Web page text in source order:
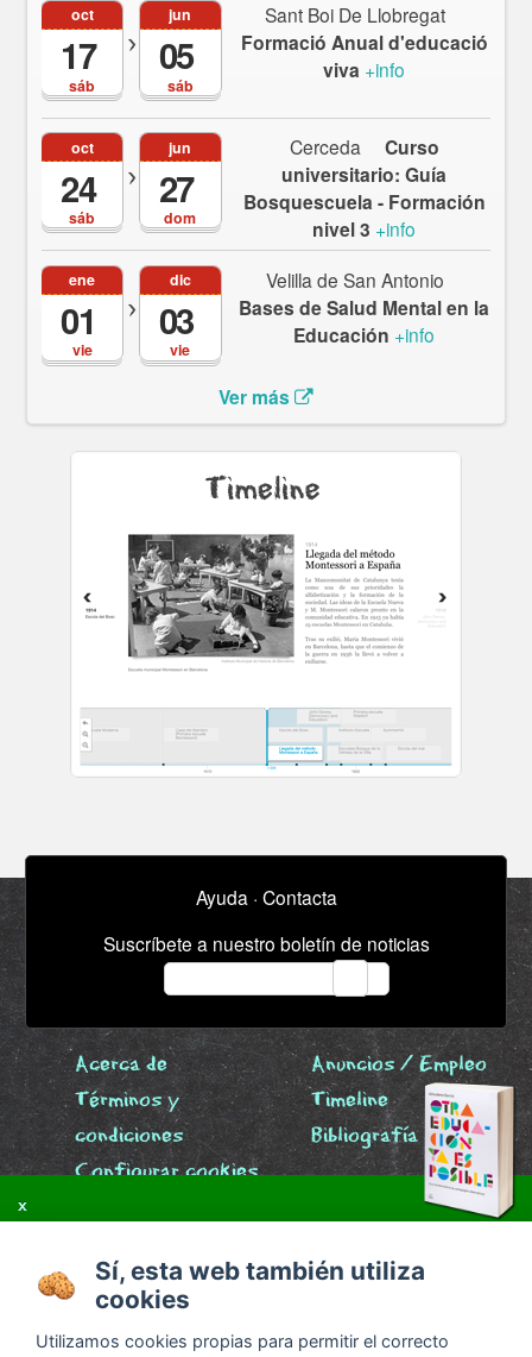
sáb
oct
17
sáb
jun
05
Sant Boi De Llobregat
Formació Anual d'educació
viva +info
sáb
oct
24
dom
jun
27
Cerceda
Curso
universitario: Guía
Bosquescuela - Formación
nivel 3 +info
vie
ene
01
vie
dic
03
Velilla de San Antonio
Bases de Salud Mental en la
Educación +info
Ver más
Ayuda · Contacta
Suscríbete a nuestro boletín de noticias
Acerca de
Términos y
condiciones
Configurar cookies
Anuncios / Empleo
Timeline
Bibliografía
x
Sí, esta web también utiliza
cookies
Utilizamos cookies propias para permitir el correcto